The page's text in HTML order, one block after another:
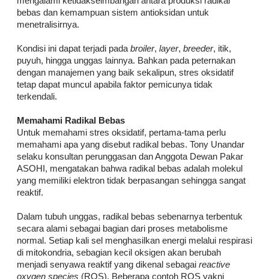
bebas dan kemampuan sistem antioksidan untuk
menetralisirnya.
Kondisi ini dapat terjadi pada broiler, layer, breeder, itik,
puyuh, hingga unggas lainnya. Bahkan pada peternakan
dengan manajemen yang baik sekalipun, stres oksidatif
tetap dapat muncul apabila faktor pemicunya tidak
terkendali.
Memahami Radikal Bebas
Untuk memahami stres oksidatif, pertama-tama perlu
memahami apa yang disebut radikal bebas. Tony Unandar
selaku konsultan perunggasan dan Anggota Dewan Pakar
ASOHI, mengatakan bahwa radikal bebas adalah molekul
yang memiliki elektron tidak berpasangan sehingga sangat
reaktif.
Dalam tubuh unggas, radikal bebas sebenarnya terbentuk
secara alami sebagai bagian dari proses metabolisme
normal. Setiap kali sel menghasilkan energi melalui respirasi
di mitokondria, sebagian kecil oksigen akan berubah
menjadi senyawa reaktif yang dikenal sebagai reactive
oxygen species (ROS). Beberapa contoh ROS yakni